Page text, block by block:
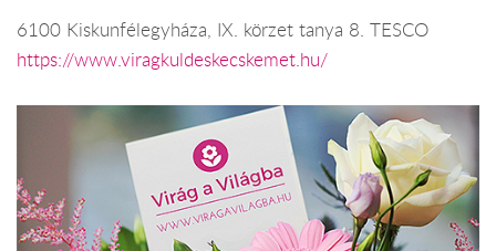
6100 Kiskunfélegyháza, IX. körzet tanya 8. TESCO
https://www.viragkuldeskecskemet.hu/